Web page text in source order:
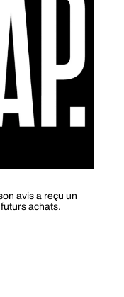
avis a reçu un
achats.